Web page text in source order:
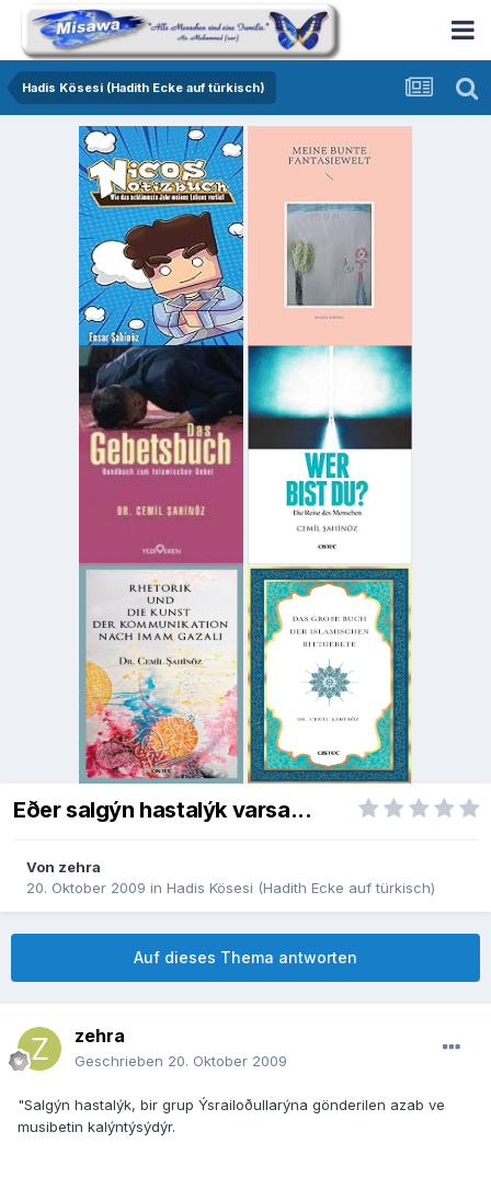
Hadis Kösesi (Hadith Ecke auf türkisch)
Eðer salgýn hastalýk varsa...
Von zehra
20. Oktober 2009 in Hadis Kösesi (Hadith Ecke auf türkisch)
Auf dieses Thema antworten
zehra
Geschrieben 20. Oktober 2009
"Salgýn hastalýk, bir grup Ýsrailoðullarýna gönderilen azab ve
musibetin kalýntýsýdýr.